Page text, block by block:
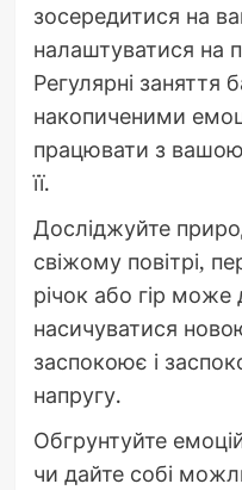
зосередитися на
налаштуватися на
Регулярні заняття
накопиченими
працювати з вашою
її.
Досліджуйте
свіжому повітрі,
річок або гір
насичуватися
заспокоює і
напругу.
Обгрунтуйте
чи дайте собі